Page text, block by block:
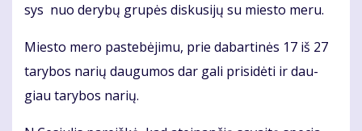
sys nuo de­ry­bų gru­pės dis­ku­si­jų su mies­to me­ru.
Mies­to me­ro pa­ste­bė­ji­mu, prie da­bar­ti­nės 17 iš 27
ta­ry­bos na­rių dau­gu­mos dar ga­li pri­si­dė­ti ir dau­
giau ta­ry­bos na­rių.